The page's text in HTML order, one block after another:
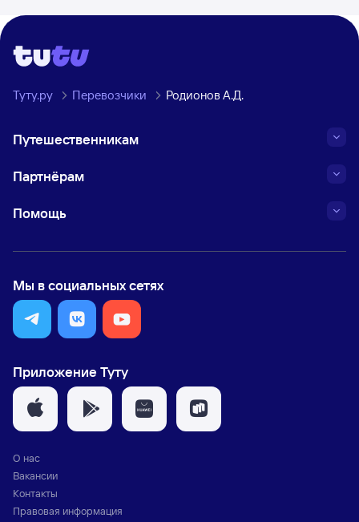
Туту.ру Перевозчики Родионов А.Д.
Путешественникам
Партнёрам
Помощь
Мы в социальных сетях
Приложение Туту
О нас
Вакансии
Контакты
Правовая информация